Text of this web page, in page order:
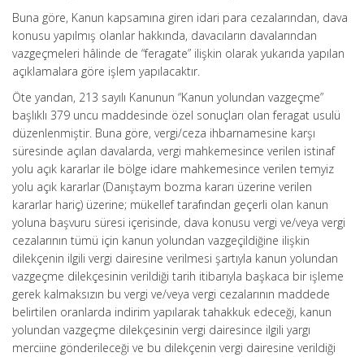
Buna göre, Kanun kapsamına giren idari para cezalarından, dava
konusu yapılmış olanlar hakkında, davacıların davalarından
vazgeçmeleri hâlinde de “feragate” ilişkin olarak yukarıda yapılan
açıklamalara göre işlem yapılacaktır.
Öte yandan, 213 sayılı Kanunun “Kanun yolundan vazgeçme”
başlıklı 379 uncu maddesinde özel sonuçları olan feragat usulü
düzenlenmiştir. Buna göre, vergi/ceza ihbarnamesine karşı
süresinde açılan davalarda, vergi mahkemesince verilen istinaf
yolu açık kararlar ile bölge idare mahkemesince verilen temyiz
yolu açık kararlar (Danıştaym bozma kararı üzerine verilen
kararlar hariç) üzerine; mükellef tarafından geçerli olan kanun
yoluna başvuru süresi içerisinde, dava konusu vergi ve/veya vergi
cezalarının tümü için kanun yolundan vazgeçildiğine ilişkin
dilekçenin ilgili vergi dairesine verilmesi şartıyla kanun yolundan
vazgeçme dilekçesinin verildiği tarih itibarıyla başkaca bir işleme
gerek kalmaksızın bu vergi ve/veya vergi cezalarının maddede
belirtilen oranlarda indirim yapılarak tahakkuk edeceği, kanun
yolundan vazgeçme dilekçesinin vergi dairesince ilgili yargı
merciine gönderileceği ve bu dilekçenin vergi dairesine verildiği